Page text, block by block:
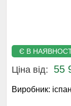
Є В
Ціна від: 55
Виробник: